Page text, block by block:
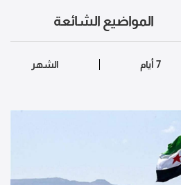
المواضيع الشائعة